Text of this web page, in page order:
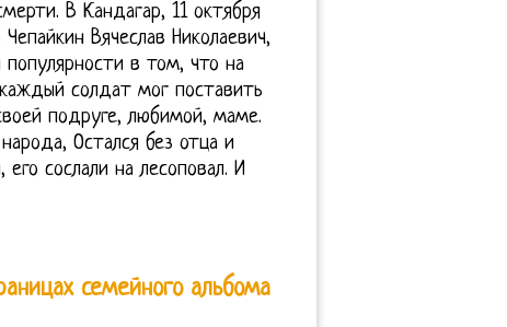
В Кандагар, 11 октября
Вячеслав Николаевич,
в том, что на
солдат мог поставить
подруге, любимой, маме.
Остался без отца и
сослали на лесоповал. И
семейного альбома